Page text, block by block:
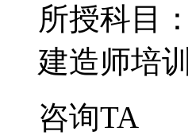
所授科目：
建造师培训
咨询TA